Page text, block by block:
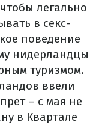
легально
в секс-
поведение
нидерландцы
туризмом.
ввели
– с мая не
в Квартале